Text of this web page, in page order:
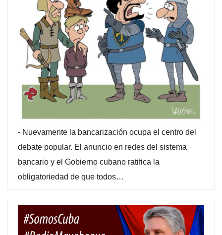
- Nuevamente la bancarización ocupa el centro del
debate popular. El anuncio en redes del sistema
bancario y el Gobierno cubano ratifica la
obligatoriedad de que todos…